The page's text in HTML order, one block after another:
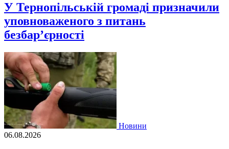
У Тернопільській громаді призначили
уповноваженого з питань
безбар’єрності
Новини
06.08.2026